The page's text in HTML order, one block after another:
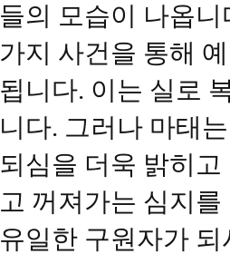
들의 모습이 나옵
가지 사건을 통해
됩니다. 이는 실로
니다. 그러나 마태
되심을 더욱 밝히
고 꺼져가는 심지
유일한 구원자가